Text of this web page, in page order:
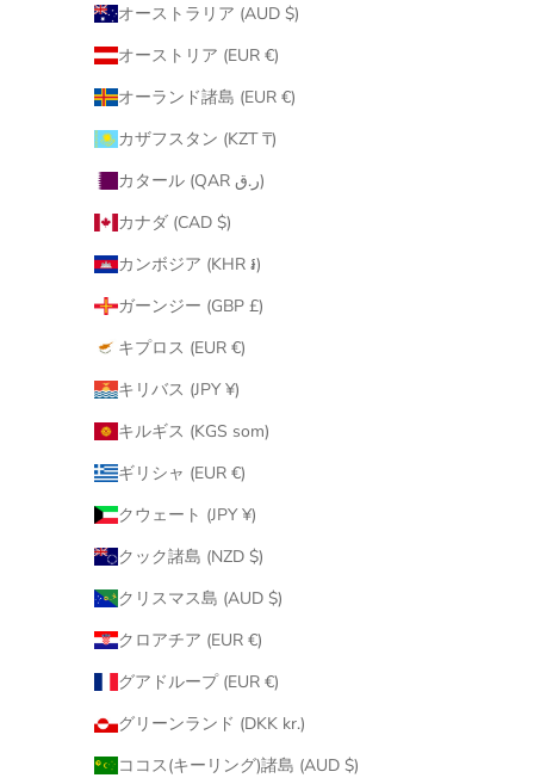
オーストラリア (AUD $)
オーストリア (EUR €)
オーランド諸島 (EUR €)
カザフスタン (KZT ₸)
カタール (QAR ر.ق)
カナダ (CAD $)
カンボジア (KHR ៛)
ガーンジー (GBP £)
キプロス (EUR €)
キリバス (JPY ¥)
キルギス (KGS som)
ギリシャ (EUR €)
クウェート (JPY ¥)
クック諸島 (NZD $)
クリスマス島 (AUD $)
クロアチア (EUR €)
グアドループ (EUR €)
グリーンランド (DKK kr.)
ココス(キーリング)諸島 (AUD $)